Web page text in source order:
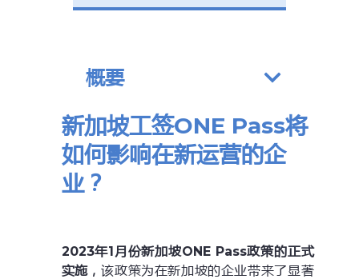
概要
新加坡工签ONE Pass将
如何影响在新运营的企
业？
2023年1月份新加坡ONE Pass政策的正式
实施，该政策为在新加坡的企业带来了显著